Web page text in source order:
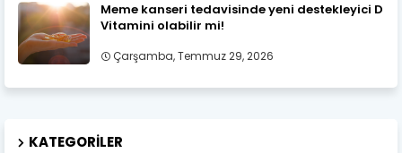
Meme kanseri tedavisinde yeni destekleyici D
Vitamini olabilir mi!
Çarşamba, Temmuz 29, 2026
KATEGORILER